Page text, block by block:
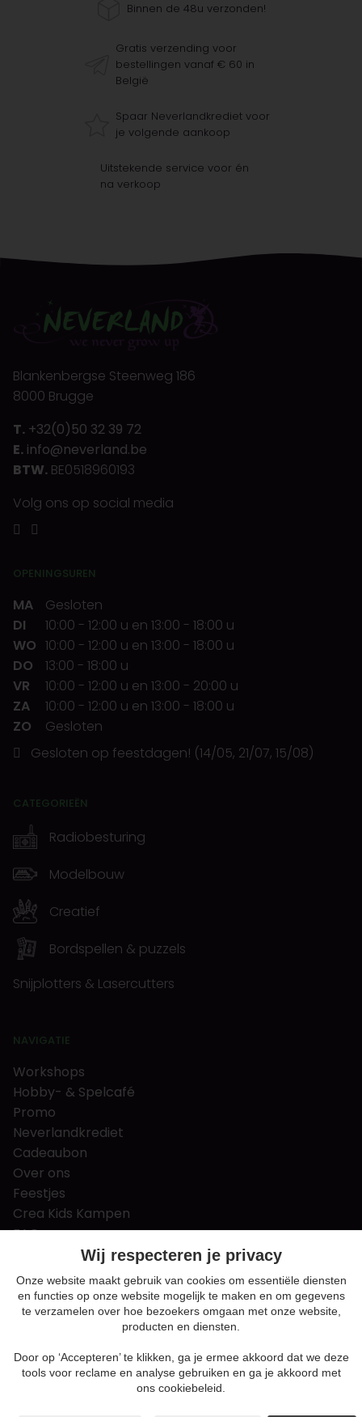
Binnen de 48u verzonden!
Gratis verzending voor
bestellingen vanaf € 60 in
België
Spaar Neverlandkrediet voor
je volgende aankoop
Uitstekende service voor én
na verkoop
Blankenbergse Steenweg 186
8000 Brugge
T. +32(0)50 32 39 72
E. info@neverland.be
BTW. BE0518960193
Volg ons op social media
OPENINGSUREN
MA
Gesloten
DI
10:00 - 12:00 u en 13:00 - 18:00 u
WO 10:00 - 12:00 u en 13:00 - 18:00 u
DO
13:00 - 18:00 u
VR
10:00 - 12:00 u en 13:00 - 20:00 u
ZA
10:00 - 12:00 u en 13:00 - 18:00 u
ZO
Gesloten
Gesloten op feestdagen! (14/05, 21/07, 15/08)
CATEGORIEËN
Radiobesturing
Modelbouw
Creatief
Bordspellen & puzzels
Snijplotters & Lasercutters
NAVIGATIE
Workshops
Hobby- & Spelcafé
Promo
Neverlandkrediet
Cadeaubon
Over ons
Feestjes
Crea Kids Kampen
FAQ
Tips & tricks
Contact
Nieuws & Vacatures
Algemene voorwaarden
Privacy en cookie policy
Wij respecteren je privacy
Onze website maakt gebruik van cookies om essentiële diensten
en functies op onze website mogelijk te maken en om gegevens
te verzamelen over hoe bezoekers omgaan met onze website,
producten en diensten.
Door op ‘Accepteren’ te klikken, ga je ermee akkoord dat we deze
tools voor reclame en analyse gebruiken en ga je akkoord met
ons cookiebeleid.